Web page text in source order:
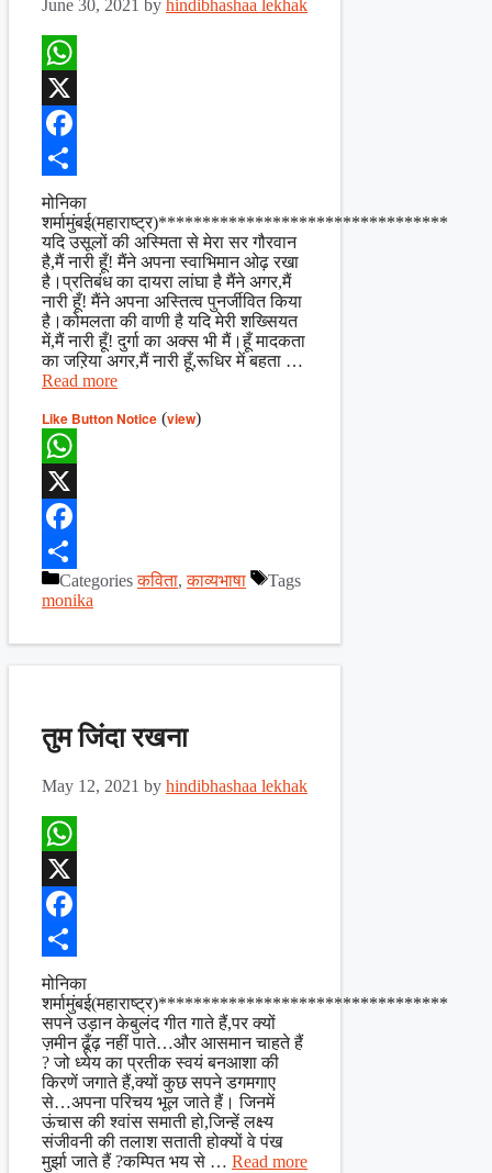
June 30, 2021 by hindibhashaa lekhak
WhatsApp
X
Facebook
Share
मोनिका
शर्मामुंबई(महाराष्ट्र)*********************************
यदि उसूलों की अस्मिता से मेरा सर गौरवान
है,मैं नारी हूँ! मैंने अपना स्वाभिमान ओढ़ रखा
है।प्रतिबंध का दायरा लांघा है मैंने अगर,मैं
नारी हूँ! मैंने अपना अस्तित्व पुनर्जीवित किया
है।कोमलता की वाणी है यदि मेरी शख्सियत
में,मैं नारी हूँ! दुर्गा का अक्स भी मैं।हूँ मादकता
का जऱिया अगर,मैं नारी हूँ,रूधिर में बहता …
Read more
Like Button Notice (view)
WhatsApp
X
Facebook
ShareCategoriesकविता,काव्यभाषा
Tags
monika
तुम जिंदा रखना
May 12, 2021 by hindibhashaa lekhak
WhatsApp
X
Facebook
Share
मोनिका
शर्मामुंबई(महाराष्ट्र)*********************************
सपने उड़ान केबुलंद गीत गाते हैं,पर क्यों
ज़मीन ढूँढ़ नहीं पाते…और आसमान चाहते हैं
? जो ध्येय का प्रतीक स्वयं बनआशा की
किरणें जगाते हैं,क्यों कुछ सपने डगमगाए
से…अपना परिचय भूल जाते हैं। जिनमें
ऊंचास की श्वांस समाती हो,जिन्हें लक्ष्य
संजीवनी की तलाश सताती होक्यों वे पंख
मुर्झा जाते हैं ?कम्पित भय से … Read more